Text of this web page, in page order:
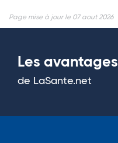
Page mise à jour le 07 aout 2026
Les avantages
de LaSante.net